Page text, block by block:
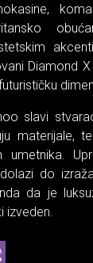
Diamond
slavi
materijale,
umetnika.
do
da je
izveden.